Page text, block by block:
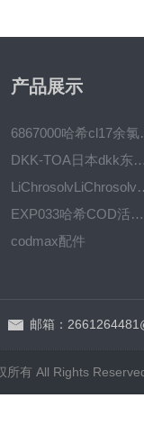
产品展示
6867000
DKK-TOA日本dkk东亚电
EXP033哈希COD活塞泵价格 EXP033
codmax配件
邮箱：
所有 All Rights